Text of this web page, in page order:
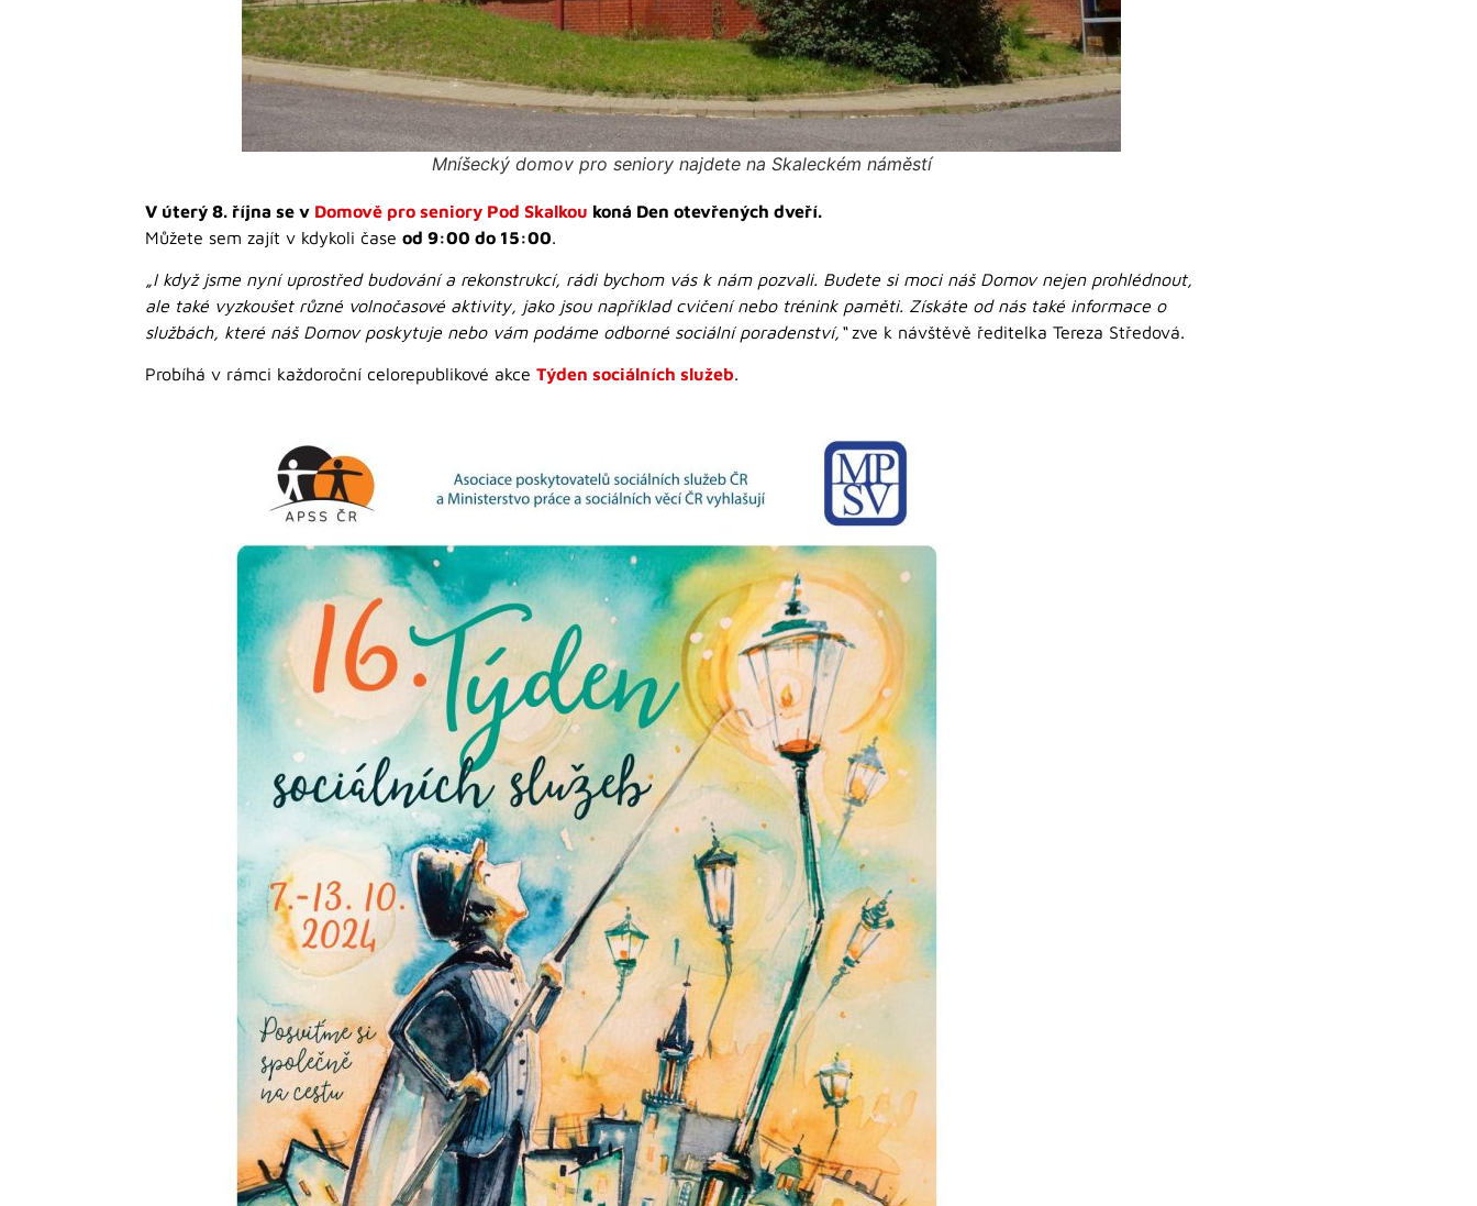
Mníšecký domov pro seniory najdete na Skaleckém náměstí
V úterý 8. října se v Domově pro seniory Pod Skalkou koná Den otevřených dveří.
Můžete sem zajít v kdykoli čase od 9:00 do 15:00
„I když jsme nyní uprostřed budování a rekonstrukcí, rádi bychom vás k nám pozvali. Budete si moci náš Domov nejen prohlédnout,
ale také vyzkoušet různé volnočasové aktivity, jako jsou například cvičení nebo trénink paměti. Získáte od nás také informace o
službách, které náš Domov poskytuje nebo vám podáme odborné sociální poradenství,“zve k návštěvě ředitelka Tereza Středová.
Probíhá v rámci každoroční celorepublikové akce Týden sociálních služeb.